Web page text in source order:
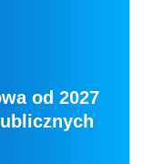
od 2027